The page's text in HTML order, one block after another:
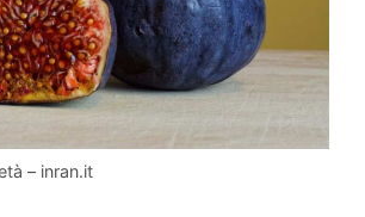
– inran.it